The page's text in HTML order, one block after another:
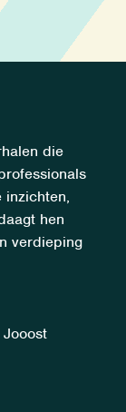
die
inzichten,
hen
verdieping